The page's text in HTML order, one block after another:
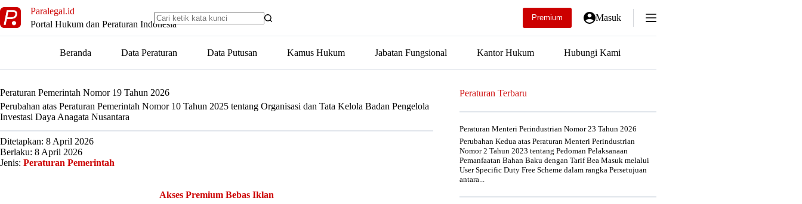
to
content
Paralegal.id
Portal Hukum dan Peraturan Indonesia
Premium Masuk
Beranda Data Peraturan Data Putusan Kamus Hukum Jabatan Fungsional Kantor Hukum Hubungi Kami
Peraturan Pemerintah Nomor 19 Tahun 2026
Perubahan atas Peraturan Pemerintah Nomor 10 Tahun 2025 tentang Organisasi dan Tata Kelola Badan Pengelola
Investasi Daya Anagata Nusantara
Ditetapkan: 8 April 2026
Berlaku: 8 April 2026
Jenis: Peraturan Pemerintah
Akses Premium Bebas Iklan
Peraturan Terbaru
Peraturan Menteri Perindustrian Nomor 23 Tahun 2026
Perubahan Kedua atas Peraturan Menteri Perindustrian
Nomor 2 Tahun 2023 tentang Pedoman Pelaksanaan
Pemanfaatan Bahan Baku dengan Tarif Bea Masuk melalui
User Specific Duty Free Scheme dalam rangka Persetujuan
antara...